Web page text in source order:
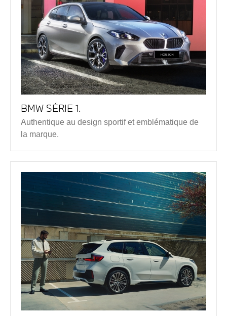
BMW SÉRIE 1.
Authentique au design sportif et emblématique de
la marque.